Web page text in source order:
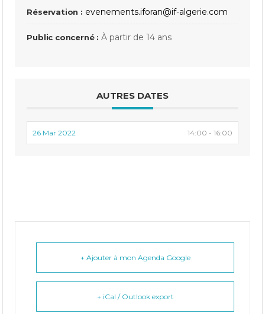
Réservation : evenements.iforan@if-algerie.com
Public concerné : À partir de 14 ans
AUTRES DATES
26 Mar 2022 14:00 - 16:00
+ Ajouter à mon Agenda Google
+ iCal / Outlook export